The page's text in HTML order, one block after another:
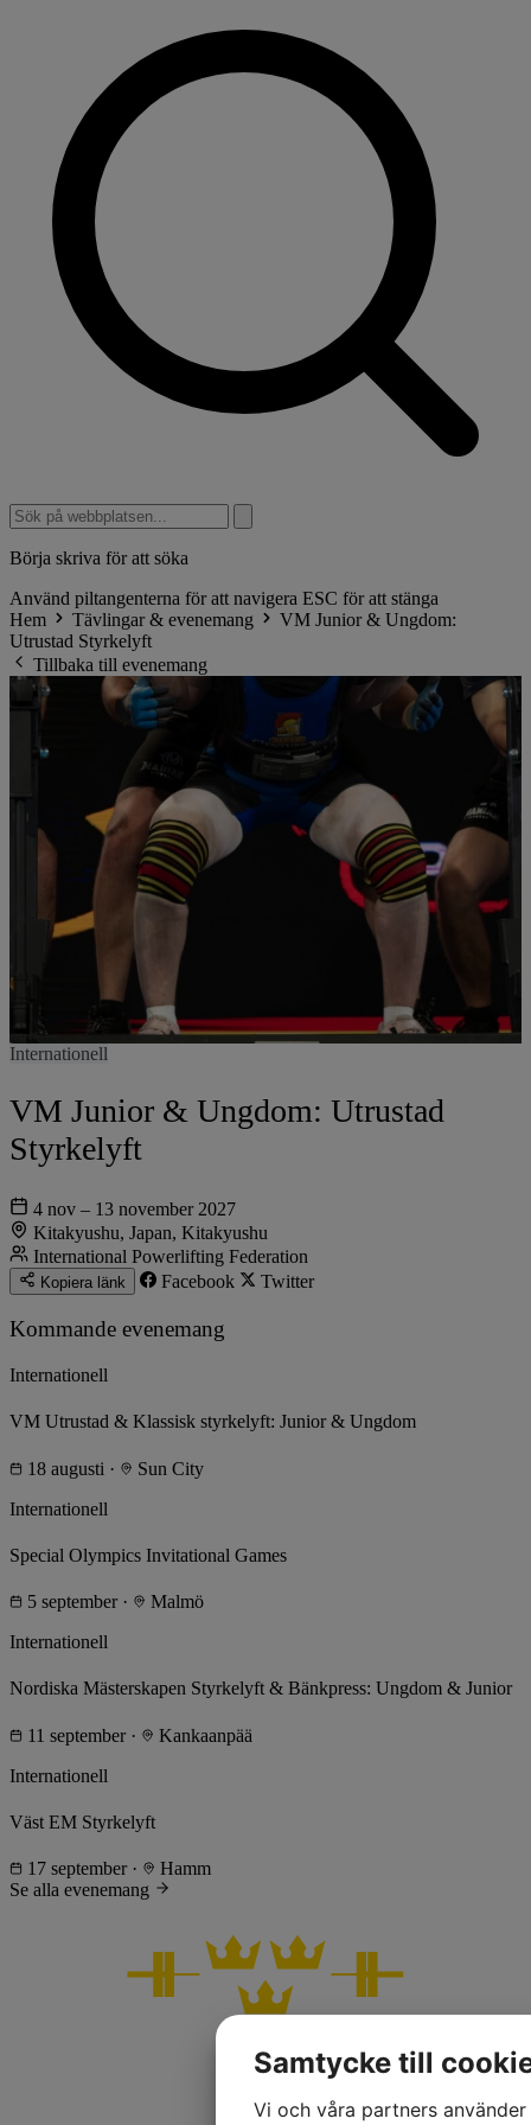
Börja skriva för att söka
Använd piltangenterna för att navigera ESC för att stänga
Hem
Tävlingar & evenemang
VM Junior & Ungdom:
Utrustad Styrkelyft
Tillbaka till evenemang
Internationell
VM Junior & Ungdom: Utrustad
Styrkelyft
4 nov – 13 november 2027
Kitakyushu, Japan, Kitakyushu
International Powerlifting Federation
Kopiera länk Facebook Twitter
Kommande evenemang
Internationell
VM Utrustad & Klassisk styrkelyft: Junior & Ungdom
18 augusti ·
Sun City
Internationell
Special Olympics Invitational Games
5 september ·
Malmö
Internationell
Nordiska Mästerskapen Styrkelyft & Bänkpress: Ungdom & Junior
11 september ·
Kankaanpää
Internationell
Väst EM Styrkelyft
17 september ·
Hamm
Se alla evenemang
Samtycke till
Vi och våra partners